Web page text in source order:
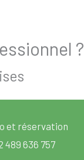
?
et réservation
489 636 757